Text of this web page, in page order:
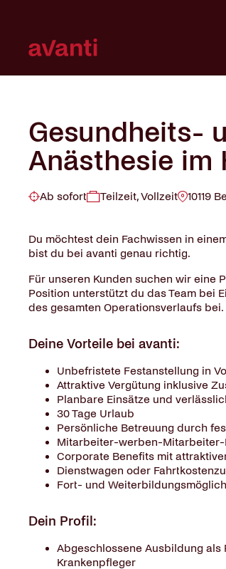
Gesundheits-
Anästhesie im
Ab sofort Teilzeit, Vollzeit 10119
Du möchtest dein Fachwissen in
bist du bei avanti genau richtig.
Für unseren Kunden suchen wir eine
Position unterstützt du das Team bei
des gesamten Operationsverlaufs bei.
Deine Vorteile bei avanti:
Unbefristete Festanstellung in
Attraktive Vergütung inklusive
Planbare Einsätze und
30 Tage Urlaub
Persönliche Betreuung durch
Mitarbeiter-werben-Mitarbeiter-
Corporate Benefits mit
Dienstwagen oder
Fort- und
Dein Profil:
Abgeschlossene Ausbildung
Krankenpfleger